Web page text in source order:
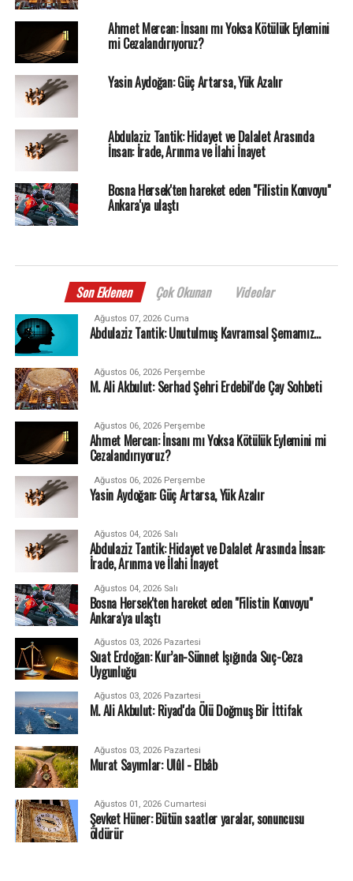
Ahmet Mercan: İnsanı mı Yoksa Kötülük Eylemini
mi Cezalandırıyoruz?
Yasin Aydoğan: Güç Artarsa, Yük Azalır
Abdulaziz Tantik: Hidayet ve Dalalet Arasında
İnsan: İrade, Arınma ve İlahi İnayet
Bosna Hersek'ten hareket eden "Filistin Konvoyu"
Ankara'ya ulaştı
Son Eklenen Çok Okunan Videolar
Ağustos 07, 2026 Cuma
Abdulaziz Tantik: Unutulmuş Kavramsal Şemamız…
Ağustos 06, 2026 Perşembe
M. Ali Akbulut: Serhad Şehri Erdebil'de Çay Sohbeti
Ağustos 06, 2026 Perşembe
Ahmet Mercan: İnsanı mı Yoksa Kötülük Eylemini mi
Cezalandırıyoruz?
Ağustos 06, 2026 Perşembe
Yasin Aydoğan: Güç Artarsa, Yük Azalır
Ağustos 04, 2026 Salı
Abdulaziz Tantik: Hidayet ve Dalalet Arasında İnsan:
İrade, Arınma ve İlahi İnayet
Ağustos 04, 2026 Salı
Bosna Hersek'ten hareket eden "Filistin Konvoyu"
Ankara'ya ulaştı
Ağustos 03, 2026 Pazartesi
Suat Erdoğan: Kur’an-Sünnet Işığında Suç-Ceza
Uygunluğu
Ağustos 03, 2026 Pazartesi
M. Ali Akbulut: Riyad'da Ölü Doğmuş Bir İttifak
Ağustos 03, 2026 Pazartesi
Murat Sayımlar: Ulûl - Elbâb
Ağustos 01, 2026 Cumartesi
Şevket Hüner: Bütün saatler yaralar, sonuncusu
öldürür